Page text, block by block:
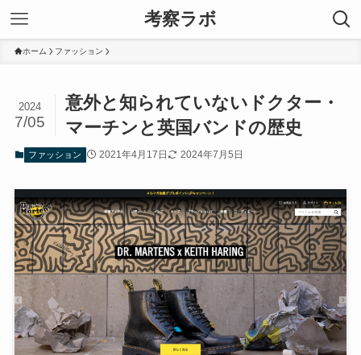
考察ラボ
ホーム ファッション
意外と知られていないドクター・
マーチンと英国バンドの歴史
2024
7/05
ファッション 2021年4月17日 2024年7月5日